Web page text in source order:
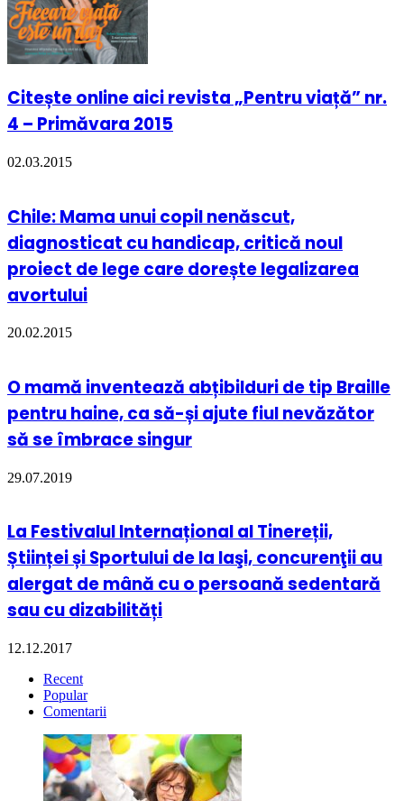
Citește online aici revista „Pentru viață” nr.
4 – Primăvara 2015
02.03.2015
Chile: Mama unui copil nenăscut,
diagnosticat cu handicap, critică noul
proiect de lege care dorește legalizarea
avortului
20.02.2015
O mamă inventează abțibilduri de tip Braille
pentru haine, ca să-și ajute fiul nevăzător
să se îmbrace singur
29.07.2019
La Festivalul Internațional al Tinereții,
Științei și Sportului de la Iaşi, concurenţii au
alergat de mână cu o persoană sedentară
sau cu dizabilități
12.12.2017
Recent
Popular
Comentarii